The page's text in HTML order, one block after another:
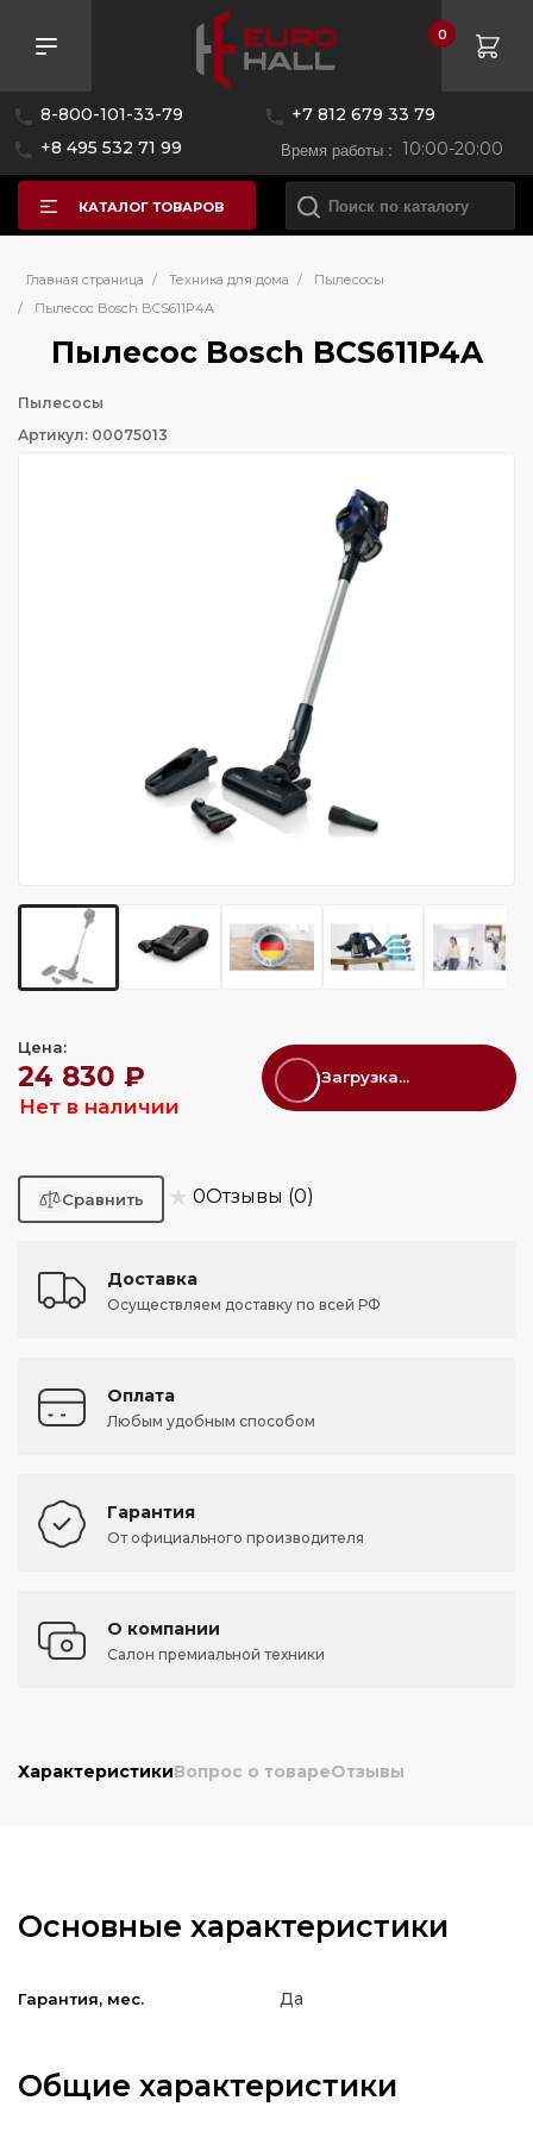
8-800-101-33-79
+7 812 679 33 79
+8 495 532 71 99
Время работы : 10:00-20:00
0
КАТАЛОГ ТОВАРОВ
Главная страница / Техника для дома /
Пылесосы
/
Пылесос Bosch BCS611P4A
Пылесос Bosch BCS611P4A
Пылесосы
Артикул: 00075013
Цена:
24 830 ₽
Нет в наличии
Загрузка...
★ 0Отзывы (0)
Доставка
Осуществляем доставку по всей РФ
Оплата
Любым удобным способом
Гарантия
От официального производителя
О компании
Салон премиальной техники
ХарактеристикиВопрос о товареОтзывы
Основные характеристики
Гарантия, мес. Да
Общие характеристики